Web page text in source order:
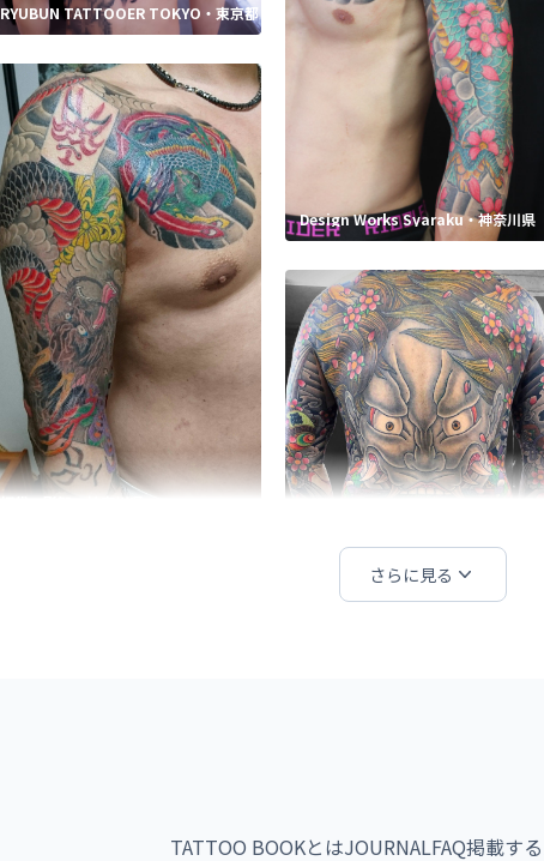
RYUBUN TATTOOER TOKYO・東京都
Design Works Syaraku・神奈川県
さらに見る
TATTOO BOOKとはJOURNALFAQ掲載する